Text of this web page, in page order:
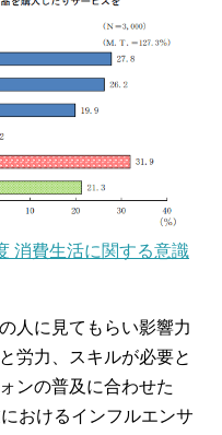
消費生活に関する意識
人に見てもらい影響力
労力、スキルが必要と
ンの普及に合わせた
おけるインフルエンサ